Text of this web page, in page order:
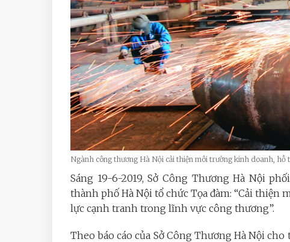
Ngành công thương Hà Nội cải thiện môi trường kinh doanh,
Sáng 19-6-2019, Sở Công Thương Hà Nội
thành phố Hà Nội tổ chức Tọa đàm: “Cải
lực cạnh tranh trong lĩnh vực công thương”.
Theo báo cáo của Sở Công Thương Hà Nội